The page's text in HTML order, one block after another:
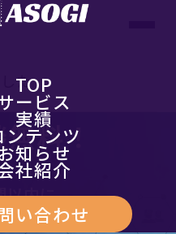
TOP
ービス
実績
ンテンツ
知らせ
社紹介
い合わせ
た
料！
以内に
信します。